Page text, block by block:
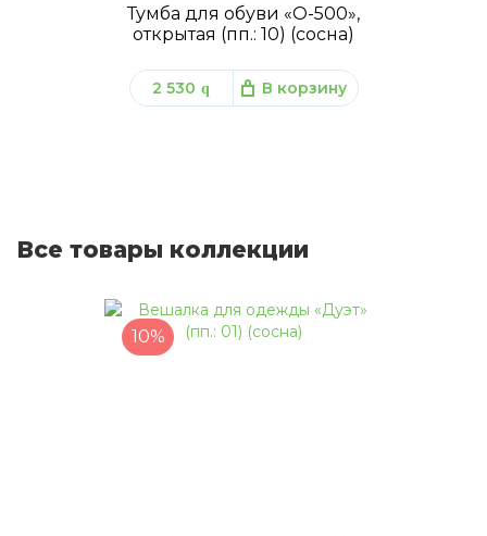
Тумба для обуви «О-500»,
открытая (пп.: 10) (сосна)
2 530 q В корзину
Все товары коллекции
10%